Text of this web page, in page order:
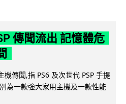
傳聞流出 記憶體危
傳聞,指 PS6 及次世代 PSP 手提
為一款強大家用主機及一款性能